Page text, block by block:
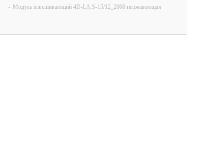
- Модуль взвешивающий 4D-LA.S-15/12_2000 нержавеющая